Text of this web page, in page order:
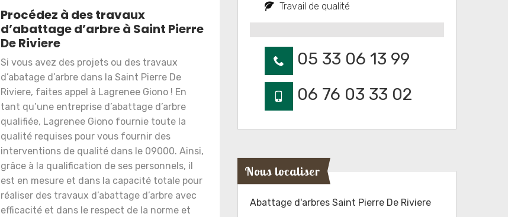
Procédez à des travaux
d’abattage d’arbre à Saint Pierre
De Riviere
Si vous avez des projets ou des travaux
d’abatage d’arbre dans la Saint Pierre De
Riviere, faites appel à Lagrenee Giono ! En
tant qu’une entreprise d’abattage d’arbre
qualifiée, Lagrenee Giono fournie toute la
qualité requises pour vous fournir des
interventions de qualité dans le 09000. Ainsi,
grâce à la qualification de ses personnels, il
est en mesure et dans la capacité totale pour
réaliser des travaux d’abattage d’arbre avec
efficacité et dans le respect de la norme et
Travail de qualité
05 33 06 13 99
06 76 03 33 02
Nous localiser
Abattage d'arbres Saint Pierre De Riviere